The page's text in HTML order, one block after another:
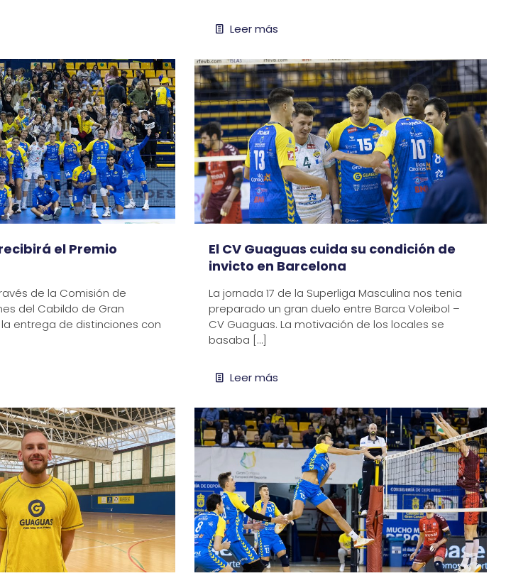
Leer más
el Premio
de la Comisión de
del Cabildo de Gran
entrega de distinciones con
El CV Guaguas cuida su condición de
invicto en Barcelona
La jornada 17 de la Superliga Masculina nos tenia
preparado un gran duelo entre Barca Voleibol –
CV Guaguas. La motivación de los locales se
basaba […]
Leer más